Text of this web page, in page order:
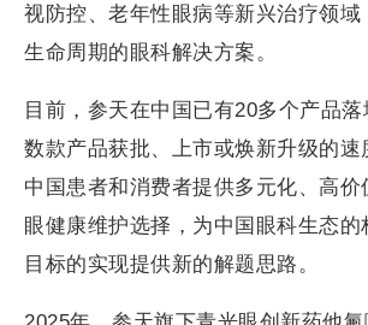
视防控、老年性眼病等新兴治疗领域
生命周期的眼科解决方案。
目前，参天在中国已有20多个产品
数款产品获批、上市或焕新升级的速
中国患者和消费者提供多元化、高价
眼健康维护选择，为中国眼科生态
目标的实现提供新的解题思路。